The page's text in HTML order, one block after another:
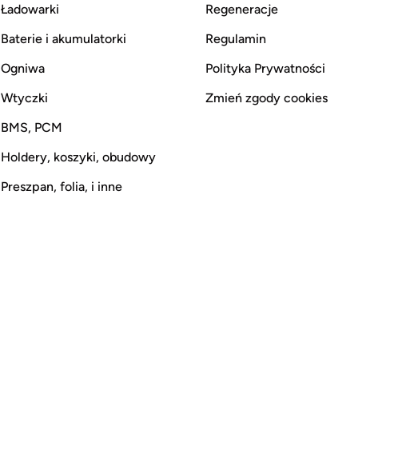
Ładowarki
Baterie i akumulatorki
Ogniwa
Wtyczki
BMS, PCM
Holdery, koszyki, obudowy
Preszpan, folia, i inne
Regeneracje
Regulamin
Polityka Prywatności
Zmień zgody cookies